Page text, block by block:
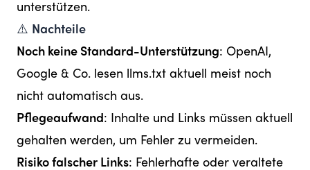
unterstützen.
⚠️ Nachteile
Noch keine Standard-Unterstützung: OpenAI,
Google & Co. lesen llms.txt aktuell meist noch
nicht automatisch aus.
Pflegeaufwand : Inhalte und Links müssen aktuell
gehalten werden, um Fehler zu vermeiden.
Risiko falscher Links: Fehlerhafte oder veraltete